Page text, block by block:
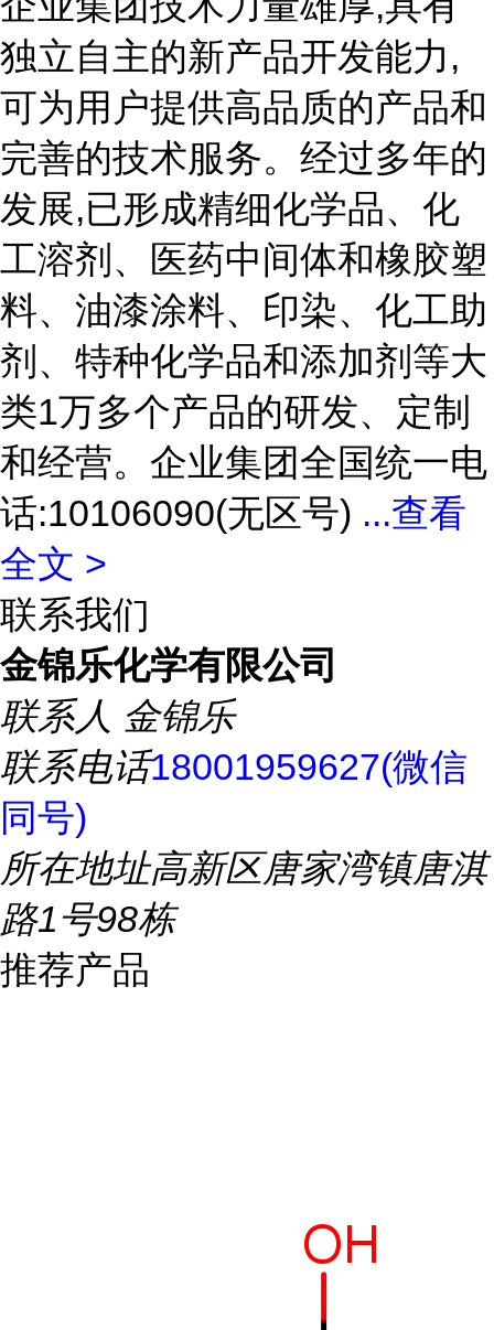
独立自主的新产品开发能力,
可为用户提供高品质的产品和
完善的技术服务。经过多年的
发展,已形成精细化学品、化
工溶剂、医药中间体和橡胶塑
料、油漆涂料、印染、化工助
剂、特种化学品和添加剂等大
类1万多个产品的研发、定制
和经营。企业集团全国统一电
话:10106090(无区号) ...查看
全文 >
联系我们
金锦乐化学有限公司
联系人 金锦乐
联系电话18001959627(微信
同号)
所在地址高新区唐家湾镇唐淇
路1号98栋
推荐产品